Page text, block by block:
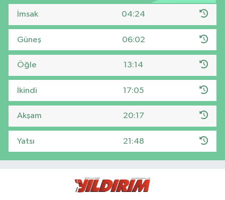
İmsak 04:24
Güneş 06:02
Öğle 13:14
İkindi 17:05
Akşam 20:17
Yatsı 21:48